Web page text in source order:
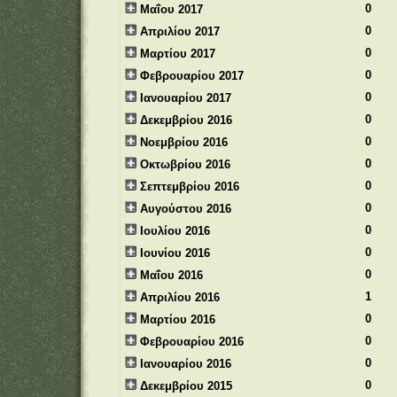
Μαΐου 2017
0
Απριλίου 2017
0
Μαρτίου 2017
0
Φεβρουαρίου 2017
0
Ιανουαρίου 2017
0
Δεκεμβρίου 2016
0
Νοεμβρίου 2016
0
Οκτωβρίου 2016
0
Σεπτεμβρίου 2016
0
Αυγούστου 2016
0
Ιουλίου 2016
0
Ιουνίου 2016
0
Μαΐου 2016
0
Απριλίου 2016
1
Μαρτίου 2016
0
Φεβρουαρίου 2016
0
Ιανουαρίου 2016
0
Δεκεμβρίου 2015
0